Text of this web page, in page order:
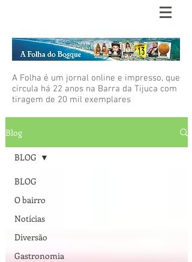
A Folha é um jornal online e impresso, que
circula há 22 anos na Barra da Tijuca com
tiragem de 20 mil exemplares
Blog
BLOG
O bairro
Notícias
Diversão
Gastronomia
BLOG